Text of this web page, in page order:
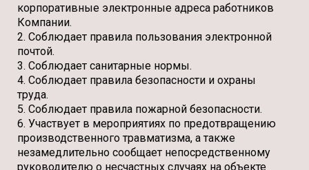
корпоративные электронные адреса работников
Компании.
2. Соблюдает правила пользования электронной
почтой.
3. Соблюдает санитарные нормы.
4. Соблюдает правила безопасности и охраны
труда.
5. Соблюдает правила пожарной безопасности.
6. Участвует в мероприятиях по предотвращению
производственного травматизма, а также
незамедлительно сообщает непосредственному
руководителю о несчастных случаях на объекте